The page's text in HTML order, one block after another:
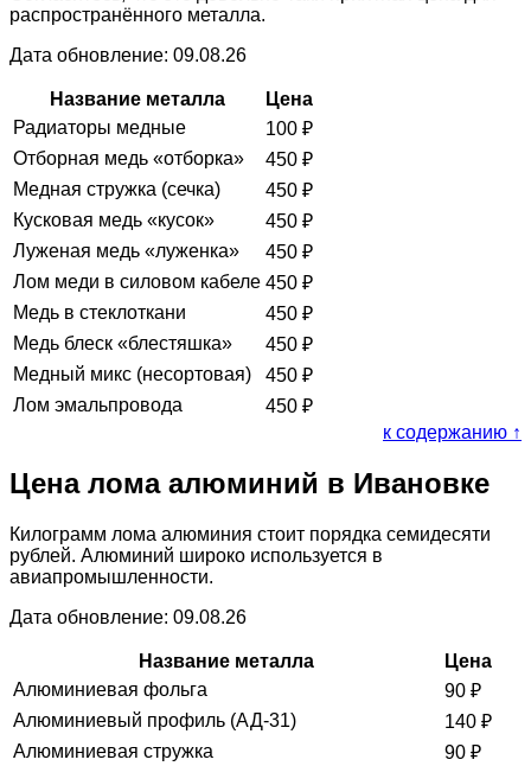
распространённого металла.
Дата обновление: 09.08.26
Название металла
Цена
Радиаторы медные
100 ₽
Отборная медь «отборка»
450 ₽
Медная стружка (сечка)
450 ₽
Кусковая медь «кусок»
450 ₽
Луженая медь «луженка»
450 ₽
Лом меди в силовом кабеле 450 ₽
Медь в стеклоткани
450 ₽
Медь блеск «блестяшка»
450 ₽
Медный микс (несортовая)
450 ₽
Лом эмальпровода
450 ₽
к содержанию ↑
Цена лома алюминий в Ивановке
Килограмм лома алюминия стоит порядка семидесяти
рублей. Алюминий широко используется в
авиапромышленности.
Дата обновление: 09.08.26
Название металла
Цена
Алюминиевая фольга
90 ₽
Алюминиевый профиль (АД-31)
140 ₽
Алюминиевая стружка
90 ₽